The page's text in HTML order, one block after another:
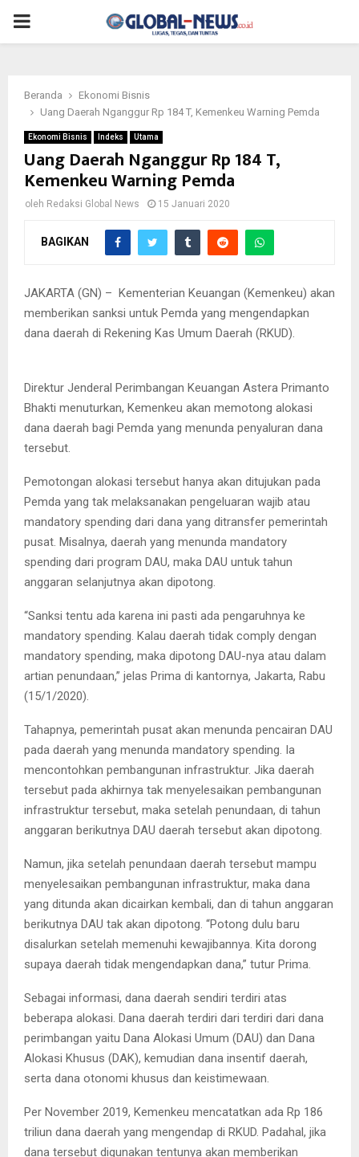
PRIMARY
Beranda
Ekonomi Bisnis
Uang Daerah Nganggur Rp 184 T, Kemenkeu Warning Pemda
Ekonomi Bisnis Indeks Utama
Uang Daerah Nganggur Rp 184 T,
Kemenkeu Warning Pemda
oleh Redaksi Global News 15 Januari 2020
BAGIKAN
JAKARTA (GN) – Kementerian Keuangan (Kemenkeu) akan
memberikan sanksi untuk Pemda yang mengendapkan
dana daerah di Rekening Kas Umum Daerah (RKUD).
Direktur Jenderal Perimbangan Keuangan Astera Primanto
Bhakti menuturkan, Kemenkeu akan memotong alokasi
dana daerah bagi Pemda yang menunda penyaluran dana
tersebut.
Pemotongan alokasi tersebut hanya akan ditujukan pada
Pemda yang tak melaksanakan pengeluaran wajib atau
mandatory spending dari dana yang ditransfer pemerintah
pusat. Misalnya, daerah yang menunda mandatory
spending dari program DAU, maka DAU untuk tahun
anggaran selanjutnya akan dipotong.
“Sanksi tentu ada karena ini pasti ada pengaruhnya ke
mandatory spending. Kalau daerah tidak comply dengan
mandatory spending, maka dipotong DAU-nya atau dalam
artian penundaan,” jelas Prima di kantornya, Jakarta, Rabu
(15/1/2020).
Tahapnya, pemerintah pusat akan menunda pencairan DAU
pada daerah yang menunda mandatory spending. Ia
mencontohkan pembangunan infrastruktur. Jika daerah
tersebut pada akhirnya tak menyelesaikan pembangunan
infrastruktur tersebut, maka setelah penundaan, di tahun
anggaran berikutnya DAU daerah tersebut akan dipotong.
Namun, jika setelah penundaan daerah tersebut mampu
menyelesaikan pembangunan infrastruktur, maka dana
yang ditunda akan dicairkan kembali, dan di tahun anggaran
berikutnya DAU tak akan dipotong. “Potong dulu baru
disalurkan setelah memenuhi kewajibannya. Kita dorong
supaya daerah tidak mengendapkan dana,” tutur Prima.
Sebagai informasi, dana daerah sendiri terdiri atas
beberapa alokasi. Dana daerah terdiri dari terdiri dari dana
perimbangan yaitu Dana Alokasi Umum (DAU) dan Dana
Alokasi Khusus (DAK), kemudian dana insentif daerah,
serta dana otonomi khusus dan keistimewaan.
Per November 2019, Kemenkeu mencatatkan ada Rp 186
triliun dana daerah yang mengendap di RKUD. Padahal, jika
dana tersebut digunakan tentunya akan memberikan